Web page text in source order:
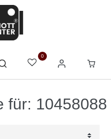
0
für: 10458088